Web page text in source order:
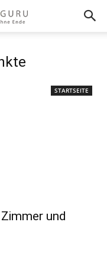
STARTSEITE
und